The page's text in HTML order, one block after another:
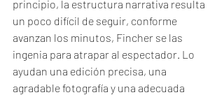
principio, la estructura narrativa resulta
un poco difícil de seguir, conforme
avanzan los minutos, Fincher se las
ingenia para atrapar al espectador. Lo
ayudan una edición precisa, una
agradable fotografía y una adecuada